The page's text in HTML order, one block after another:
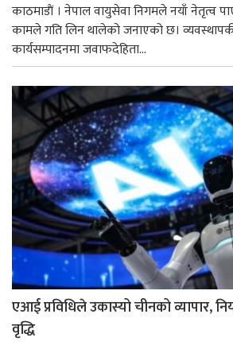
काठमाडाैं । नेपाल वायुसेवा निगमले नयाँ नेतृत्व
कामले गति लिन थालेको जनाएको छ।
कार्यसम्पादनमा जवाफदेहिता...
एआई प्रविधिले उकास्यो चीनको व्यापार,
वृद्धि